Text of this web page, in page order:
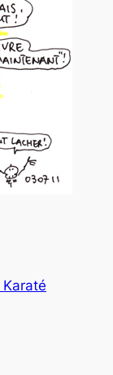
Karaté